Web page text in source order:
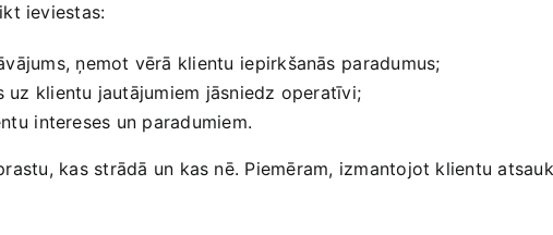
ieviestas:
ņemot vērā klientu⁣ iepirkšanās⁣ paradumus;
uz klientu jautājumiem jāsniedz operatīvi;
⁤intereses un‌ paradumiem.
kas strādā un kas‌ nē.‌ Piemēram, izmantojot ‌klientu